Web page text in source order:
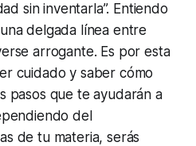
sin inventarla”. Entiendo
delgada línea entre
arrogante. Es por esta
cuidado y saber cómo
pasos que te ayudarán a
del
de tu materia, serás